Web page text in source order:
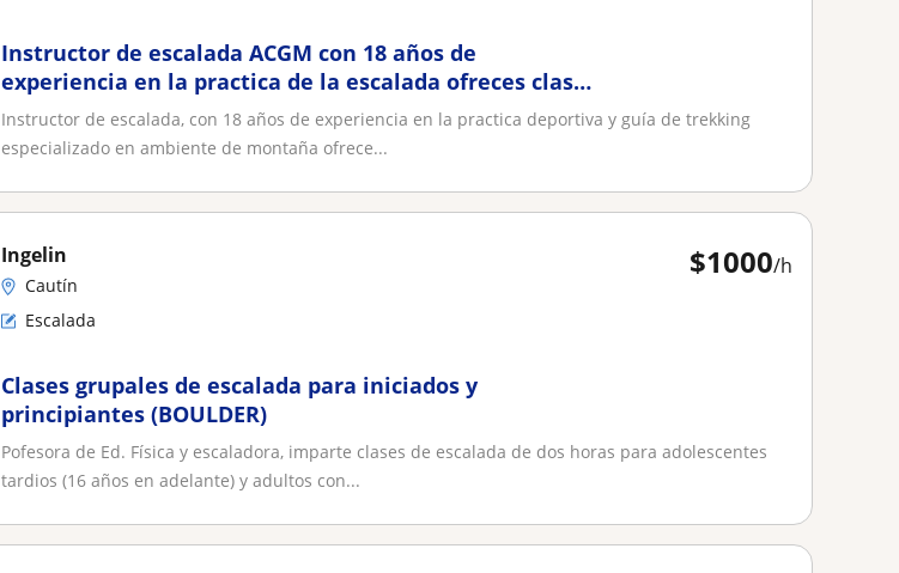
Instructor de escalada ACGM con 18 años de
experiencia en la practica de la escalada ofreces clases
personalizadas
Instructor de escalada, con 18 años de experiencia en la practica deportiva y guía de trekking
especializado en ambiente de montaña ofrece...
$1000/h
Ingelin
Cautín
Escalada
Clases grupales de escalada para iniciados y
principiantes (BOULDER)
Pofesora de Ed. Física y escaladora, imparte clases de escalada de dos horas para adolescentes
tardios (16 años en adelante) y adultos con...